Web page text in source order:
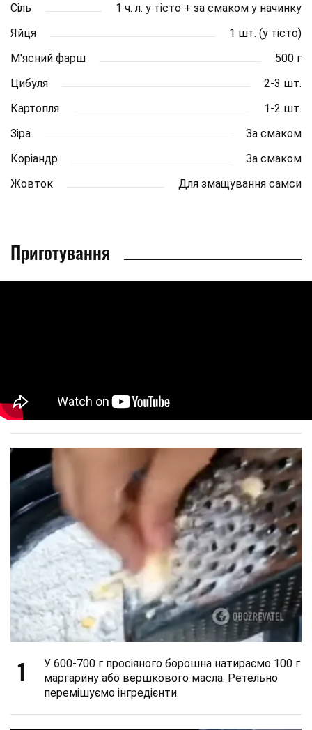
Сіль
1 ч. л. у тісто + за смаком у начинку
Яйця
1 шт. (у тісто)
М'ясний фарш
500 г
Цибуля
2-3 шт.
Картопля
1-2 шт.
Зіра
За смаком
Коріандр
За смаком
Жовток
Для змащування самси
Приготування
1
У 600-700 г просіяного борошна натираємо 100 г
маргарину або вершкового масла. Ретельно
перемішуємо інгредієнти.